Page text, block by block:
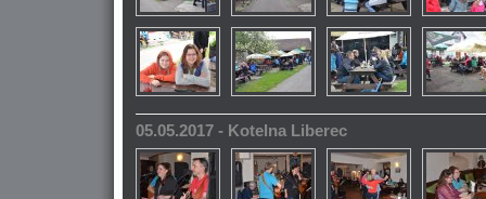
05.05.2017 - Kotelna Liberec